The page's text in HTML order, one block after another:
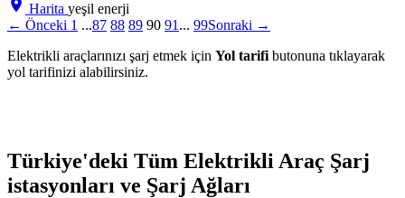
Harita yeşil enerji
← Önceki 1 ...87 88 89 90 91 ... 99Sonraki →
Elektrikli araçlarınızı şarj etmek için Yol tarifi butonuna tıklayarak
yol tarifinizi alabilirsiniz.
Türkiye'deki Tüm Elektrikli Araç Şarj
istasyonları ve Şarj Ağları